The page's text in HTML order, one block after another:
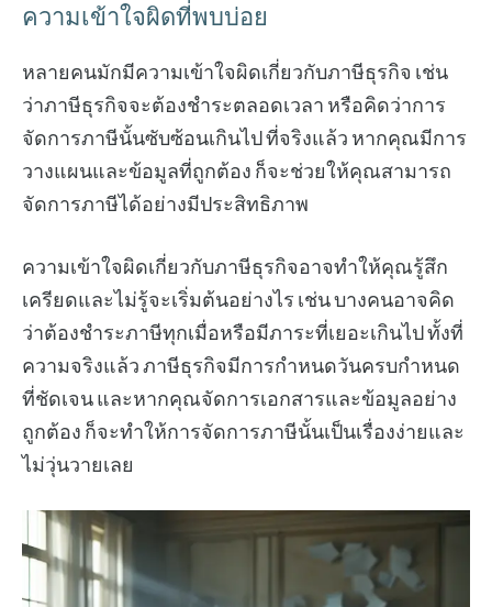
ความเข้าใจผิดที่พบบ่อย
หลายคนมักมีความเข้าใจผิดเกี่ยวกับภาษีธุรกิจ เช่น
ว่าภาษีธุรกิจจะต้องชำระตลอดเวลา หรือคิดว่าการ
จัดการภาษีนั้นซับซ้อนเกินไป ที่จริงแล้ว หากคุณมีการ
วางแผนและข้อมูลที่ถูกต้อง ก็จะช่วยให้คุณสามารถ
จัดการภาษีได้อย่างมีประสิทธิภาพ
ความเข้าใจผิดเกี่ยวกับภาษีธุรกิจอาจทำให้คุณรู้สึก
เครียดและไม่รู้จะเริ่มต้นอย่างไร เช่น บางคนอาจคิด
ว่าต้องชำระภาษีทุกเมื่อหรือมีภาระที่เยอะเกินไป ทั้งที่
ความจริงแล้ว ภาษีธุรกิจมีการกำหนดวันครบกำหนด
ที่ชัดเจน และหากคุณจัดการเอกสารและข้อมูลอย่าง
ถูกต้อง ก็จะทำให้การจัดการภาษีนั้นเป็นเรื่องง่ายและ
ไม่วุ่นวายเลย